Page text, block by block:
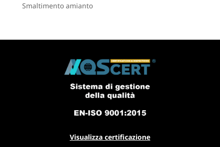
Smaltimento amianto
Visualizza certificazione